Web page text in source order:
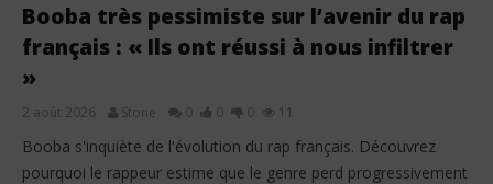
Booba très pessimiste sur l’avenir du rap
français : « Ils ont réussi à nous infiltrer
»
2 août 2026 Stone 0 0 0 11
Booba s'inquiète de l'évolution du rap français. Découvrez
pourquoi le rappeur estime que le genre perd progressivement